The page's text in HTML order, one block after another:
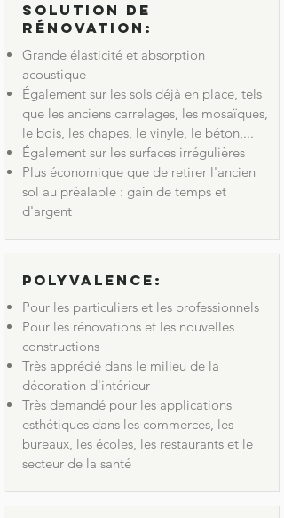
Solution de
rénovation:
Grande élasticité et absorption
acoustique
Également sur les sols déjà en place, tels
que les anciens carrelages, les mosaïques,
le bois, les chapes, le vinyle, le béton,...
Également sur les surfaces irrégulières
Plus économique que de retirer l'ancien
sol au préalable : gain de temps et
d'argent
Polyvalence:
Pour les particuliers et les professionnels
Pour les rénovations et les nouvelles
constructions
Très apprécié dans le milieu de la
décoration d'intérieur
Très demandé pour les applications
esthétiques dans les commerces, les
bureaux, les écoles, les restaurants et le
secteur de la santé